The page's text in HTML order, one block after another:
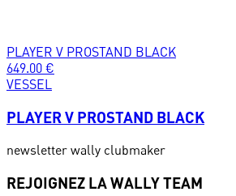
PLAYER V PROSTAND BLACK
649.00 €
VESSEL
PLAYER V PROSTAND BLACK
newsletter wally clubmaker
REJOIGNEZ LA WALLY TEAM